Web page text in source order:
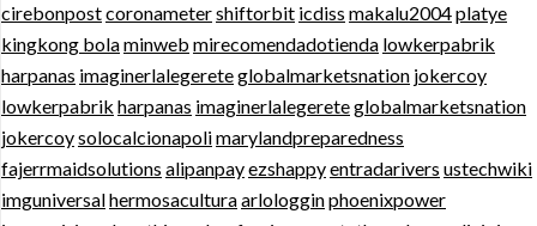
cirebonpostcoronametershiftorbit icdiss makalu2004platye
kingkong bolaminweb mirecomendadotienda lowkerpabrik
harpanas imaginerlalegereteglobalmarketsnation jokercoy
lowkerpabrik harpanas imaginerlalegereteglobalmarketsnation
jokercoysolocalcionapolimarylandpreparedness
fajerrmaidsolutions alipanpayezshappyentradarivers ustechwiki
imguniversalhermosaculturaarlologginphoenixpower